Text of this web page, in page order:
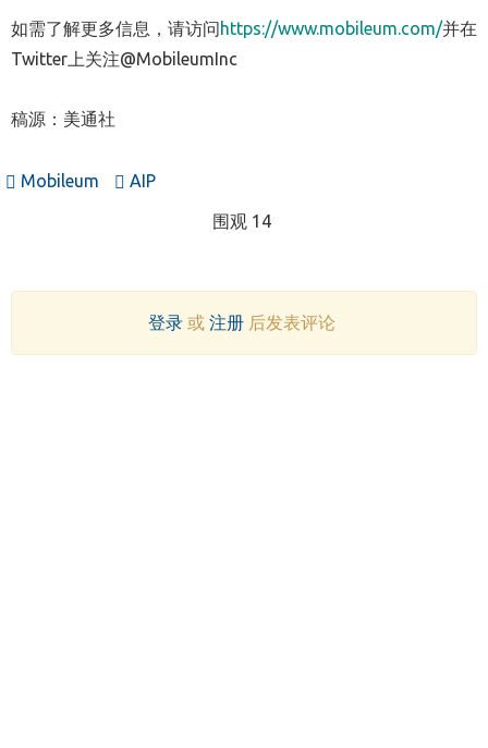
如需了解更多信息，请访问https://www.mobileum.com/并在
Twitter上关注@MobileumInc
稿源：美通社
Mobileum AIP
围观 14
登录或 注册后发表评论